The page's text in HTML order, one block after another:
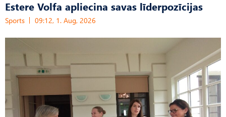
Estere Volfa apliecina savas līderpozīcijas
Sports 09:12, 1. Aug, 2026